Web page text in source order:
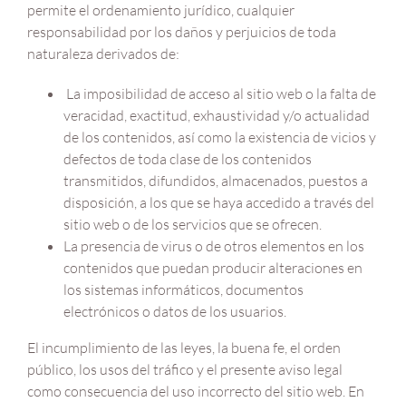
permite el ordenamiento jurídico, cualquier
responsabilidad por los daños y perjuicios de toda
naturaleza derivados de:
La imposibilidad de acceso al sitio web o la falta de
veracidad, exactitud, exhaustividad y/o actualidad
de los contenidos, así como la existencia de vicios y
defectos de toda clase de los contenidos
transmitidos, difundidos, almacenados, puestos a
disposición, a los que se haya accedido a través del
sitio web o de los servicios que se ofrecen.
La presencia de virus o de otros elementos en los
contenidos que puedan producir alteraciones en
los sistemas informáticos, documentos
electrónicos o datos de los usuarios.
El incumplimiento de las leyes, la buena fe, el orden
público, los usos del tráfico y el presente aviso legal
como consecuencia del uso incorrecto del sitio web. En